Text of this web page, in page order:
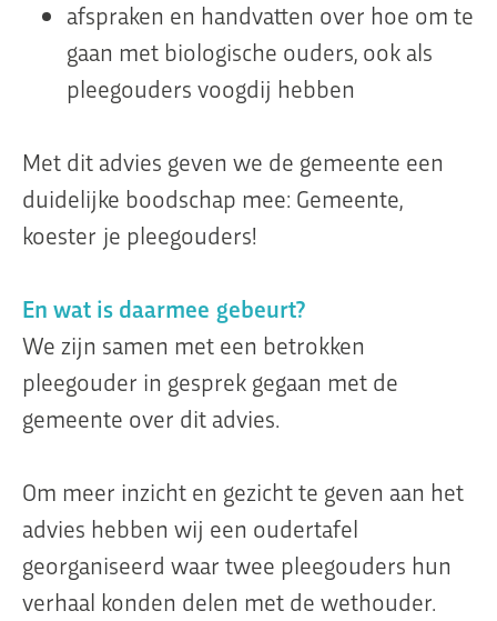
afspraken en handvatten over hoe om te
gaan met biologische ouders, ook als
pleegouders voogdij hebben
Met dit advies geven we de gemeente een
duidelijke boodschap mee: Gemeente,
koester je pleegouders!
En wat is daarmee gebeurt?
We zijn samen met een betrokken
pleegouder in gesprek gegaan met de
gemeente over dit advies.
Om meer inzicht en gezicht te geven aan het
advies hebben wij een oudertafel
georganiseerd waar twee pleegouders hun
verhaal konden delen met de wethouder.